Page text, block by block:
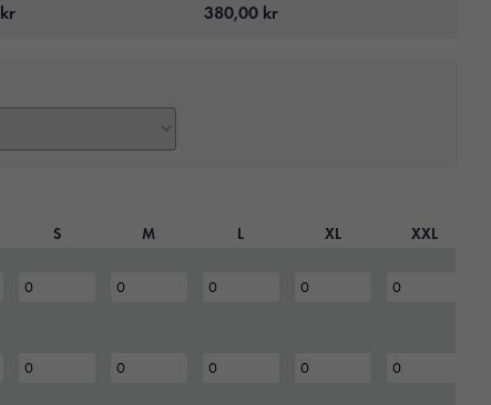
kr 380,00 kr
S M L XL XXL